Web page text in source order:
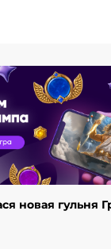
новая гульня